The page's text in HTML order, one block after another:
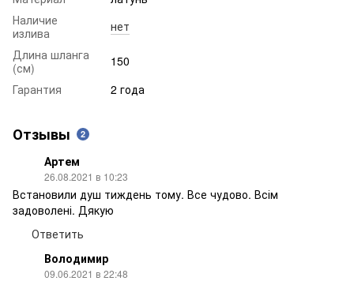
Наличие
излива
нет
Длина шланга
(см)
150
Гарантия
2 года
Отзывы 2
Артем
26.08.2021 в 10:23
Встановили душ тиждень тому. Все чудово. Всім
задоволені. Дякую
Ответить
Володимир
09.06.2021 в 22:48